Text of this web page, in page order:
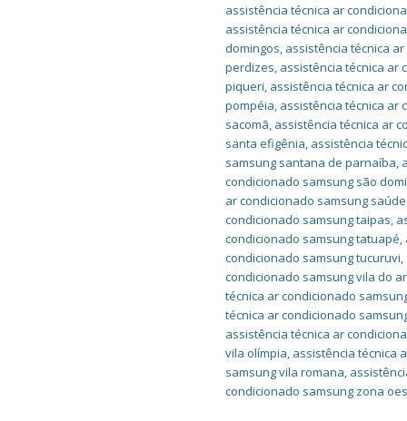
assistência técnica ar
assistência técnica ar
domingos, assistência técnica
perdizes, assistência técnica ar
piqueri, assistência técnica ar
pompéia, assistência técnica ar
sacomã, assistência técnica ar
santa efigênia, assistência
samsung santana de parnaíba,
condicionado samsung são
ar condicionado samsung saúde
condicionado samsung taipas,
condicionado samsung tatuapé,
condicionado samsung tucuruvi,
condicionado samsung vila do
técnica ar condicionado
técnica ar condicionado
assistência técnica ar
vila olímpia, assistência técnica
samsung vila romana,
condicionado samsung zona